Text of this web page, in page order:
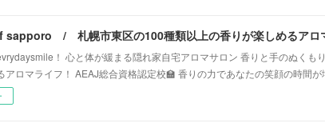
！ 心と体が緩まる隠れ家自宅アロマサロン 香りと手のぬく
アロマライフ！ AEAJ総合資格認定校🏫 香りの力であなたの笑顔の時間